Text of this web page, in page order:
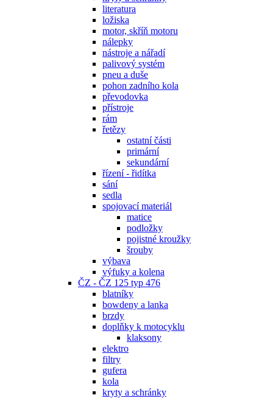
literatura
ložiska
motor, skříň motoru
nálepky
nástroje a nářadí
palivový systém
pneu a duše
pohon zadního kola
převodovka
přístroje
rám
řetězy
ostatní části
primární
sekundární
řízení - řidítka
sání
sedla
spojovací materiál
matice
podložky
pojistné kroužky
šrouby
výbava
výfuky a kolena
ČZ - ČZ 125 typ 476
blatníky
bowdeny a lanka
brzdy
doplňky k motocyklu
klaksony
elektro
filtry
gufera
kola
kryty a schránky